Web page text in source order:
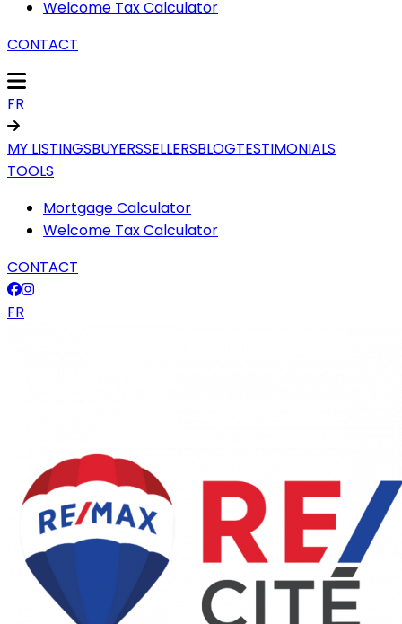
Welcome Tax Calculator
CONTACT
FR
MY LISTINGSBUYERSSELLERSBLOGTESTIMONIALS
TOOLS
Mortgage Calculator
Welcome Tax Calculator
CONTACT
FR